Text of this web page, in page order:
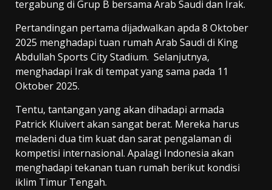
tergabung di Grup B bersama Arab Saudi dan Irak.
Pertandingan pertama dijadwalkan apda 8 Oktober
2025 menghadapi tuan rumah Arab Saudi di King
Abdullah Sports City Stadium. Selanjutnya,
menghadapi Irak di tempat yang sama pada 11
Oktober 2025.
Tentu, tantangan yang akan dihadapi armada
Patrick Kluivert akan sangat berat. Mereka harus
meladeni dua tim kuat dan sarat pengalaman di
kompetisi internasional. Apalagi Indonesia akan
menghadapi tekanan tuan rumah berikut kondisi
iklim Timur Tengah.